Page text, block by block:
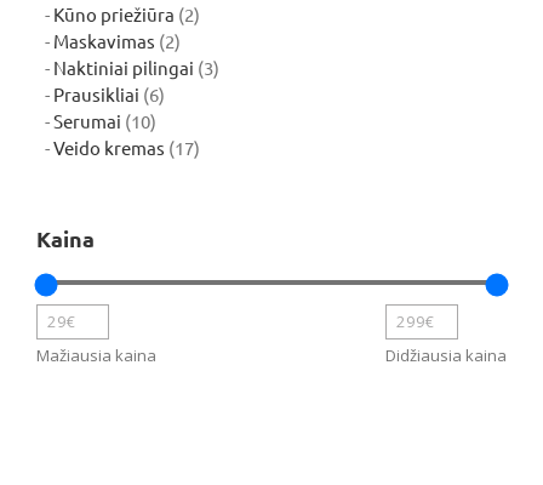
produktai
Kūno priežiūra 22
Maskavimas 22
produktai
Naktiniai pilingai 33
Prausikliai 66
Serumai 1010
produktų
Veido kremas 1717
Kaina
Mažiausia kaina Didžiausia kaina